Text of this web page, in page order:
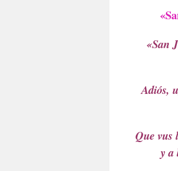
«San
Adiós,
Que vus
y a